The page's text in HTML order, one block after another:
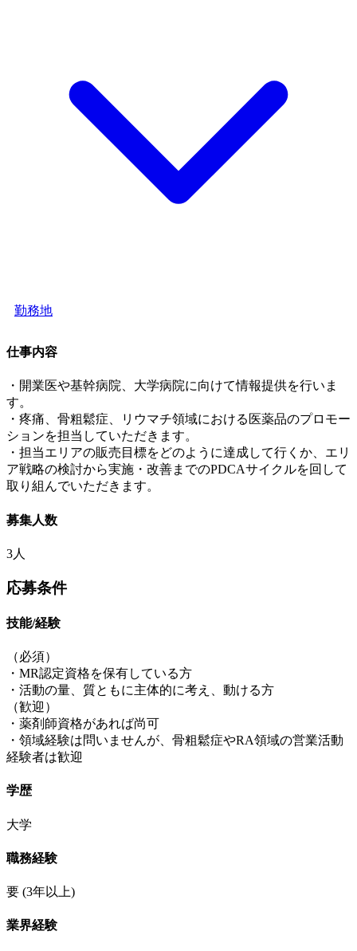
勤務地
仕事内容
・開業医や基幹病院、大学病院に向けて情報提供を行いま
す。
・疼痛、骨粗鬆症、リウマチ領域における医薬品のプロモー
ションを担当していただきます。
・担当エリアの販売目標をどのように達成して行くか、エリ
ア戦略の検討から実施・改善までのPDCAサイクルを回して
取り組んでいただきます。
募集人数
3人
応募条件
技能/経験
（必須）
・MR認定資格を保有している方
・活動の量、質ともに主体的に考え、動ける方
（歓迎）
・薬剤師資格があれば尚可
・領域経験は問いませんが、骨粗鬆症やRA領域の営業活動
経験者は歓迎
学歴
大学
職務経験
要 (3年以上)
業界経験